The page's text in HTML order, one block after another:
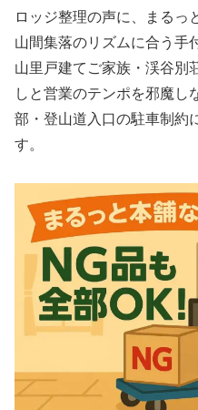
ロッジ整理の声に、まるっ
山間集落のリズムに合う手
山里戸建てご家族・渓谷別
しと営業のテンポを邪魔し
部・登山道入口の駐車制約
す。